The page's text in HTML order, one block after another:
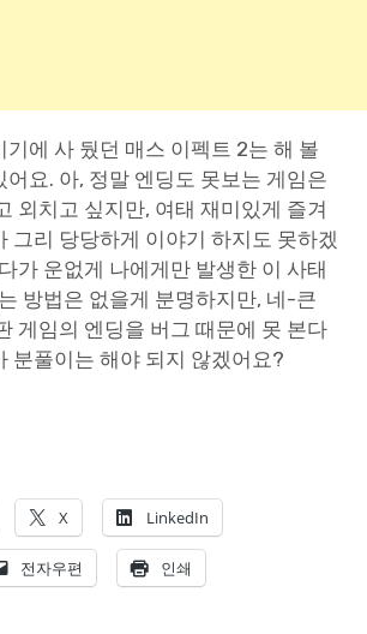
기에 사 뒀던 매스 이펙트 2는 해 볼
어요. 아, 정말 엔딩도 못보는 게임은
외치고 싶지만, 여태 재미있게 즐겨
그리 당당하게 이야기 하지도 못하겠
가 운없게 나에게만 발생한 이 사태
방법은 없을게 분명하지만, 네-큰
게임의 엔딩을 버그 때문에 못 본다
분풀이는 해야 되지 않겠어요?
X LinkedIn
전자우편 인쇄